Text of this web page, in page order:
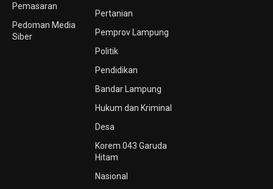
Pemasaran
Pedoman Media
Siber
Pertanian
Pemprov Lampung
Politik
Pendidikan
Bandar Lampung
Hukum dan Kriminal
Desa
Korem 043 Garuda
Hitam
Nasional